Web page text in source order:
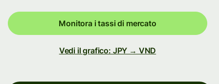
Monitora i tassi di mercato
Vedi il grafico: JPY → VND